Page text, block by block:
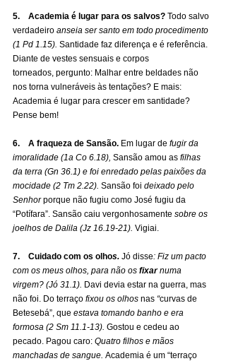
5.    Academia é lugar para os salvos? Todo salvo
verdadeiro anseia ser santo em todo procedimento
(1 Pd 1.15). Santidade faz diferença e é referência.
Diante de vestes sensuais e corpos
torneados, pergunto: Malhar entre beldades não
nos torna vulneráveis às tentações? E mais:
Academia é lugar para crescer em santidade?
Pense bem!
6.    A fraqueza de Sansão. Em lugar de fugir da
imoralidade (1a Co 6.18), Sansão amou as filhas
da terra (Gn 36.1) e foi enredado pelas paixões da
mocidade (2 Tm 2.22). Sansão foi deixado pelo
Senhor porque não fugiu como José fugiu da
“Potífara”. Sansão caiu vergonhosamente sobre os
joelhos de Dalila (Jz 16.19-21). Vigiai.
7.    Cuidado com os olhos. Jó disse: Fiz um pacto
com os meus olhos, para não os fixar numa
virgem? (Jó 31.1). Davi devia estar na guerra, mas
não foi. Do terraço fixou os olhos nas “curvas de
Betesebá”, que estava tomando banho e era
formosa (2 Sm 11.1-13). Gostou e cedeu ao
pecado. Pagou caro: Quatro filhos e mãos
manchadas de sangue. Academia é um “terraço